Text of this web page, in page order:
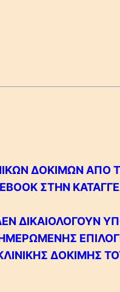
ΔΟΚΙΜΩΝ ΑΠΟ
ΣΤΗΝ
ΔΙΚΑΙΟΛΟΓΟΥΝ
ΔΟΚΙΜΗΣ